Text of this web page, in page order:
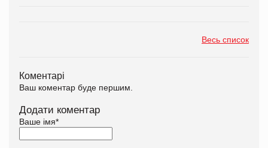
Весь список
Коментарі
Ваш коментар буде першим.
Додати коментар
Ваше імя*